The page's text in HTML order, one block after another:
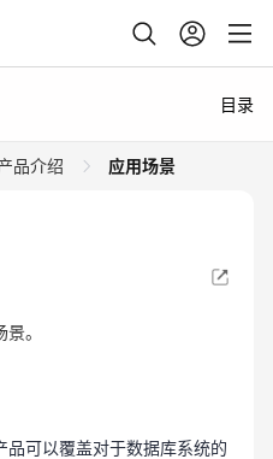
目录
品介绍 应用场景
。
品可以覆盖对于数据库系统的